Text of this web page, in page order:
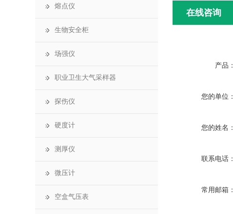
在线咨询
产品：
您的单位：
您的姓名：
联系电话：
常用邮箱：
熔点仪
生物安全柜
场强仪
职业卫生大气采样器
探伤仪
硬度计
测厚仪
微压计
空盒气压表